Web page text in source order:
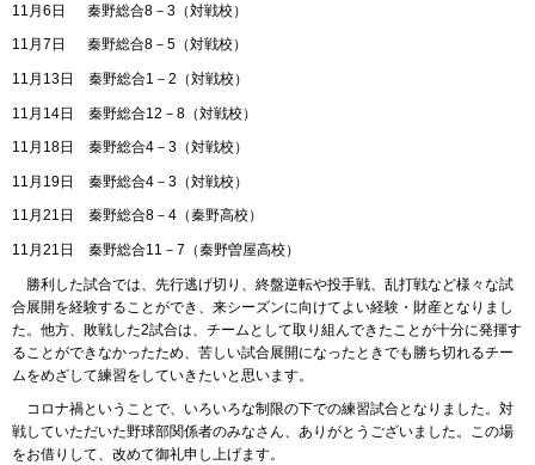
11月6日 秦野総合8－3（対戦校）
11月7日 秦野総合8－5（対戦校）
11月13日 秦野総合1－2（対戦校）
11月14日 秦野総合12－8（対戦校）
11月18日 秦野総合4－3（対戦校）
11月19日 秦野総合4－3（対戦校）
11月21日 秦野総合8－4（秦野高校）
11月21日 秦野総合11－7（秦野曽屋高校）
勝利した試合では、先行逃げ切り、終盤逆転や投手戦、乱打戦など様々な試
合展開を経験することができ、来シーズンに向けてよい経験・財産となりまし
た。他方、敗戦した2試合は、チームとして取り組んできたことが十分に発揮す
ることができなかったため、苦しい試合展開になったときでも勝ち切れるチー
ムをめざして練習をしていきたいと思います。
コロナ禍ということで、いろいろな制限の下での練習試合となりました。対
戦していただいた野球部関係者のみなさん、ありがとうございました。この場
をお借りして、改めて御礼申し上げます。